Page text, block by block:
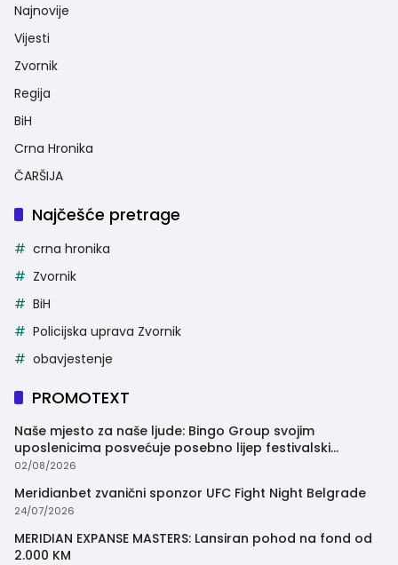
Najnovije
Vijesti
Zvornik
Regija
BiH
Crna Hronika
ČARŠIJA
Najčešće pretrage
crna hronika
Zvornik
BiH
Policijska uprava Zvornik
obavjestenje
PROMOTEXT
Naše mjesto za naše ljude: Bingo Group svojim
uposlenicima posvećuje posebno lijep festivalski
trenutak
02/08/2026
Meridianbet zvanični sponzor UFC Fight Night Belgrade
24/07/2026
MERIDIAN EXPANSE MASTERS: Lansiran pohod na fond od
2.000 KM